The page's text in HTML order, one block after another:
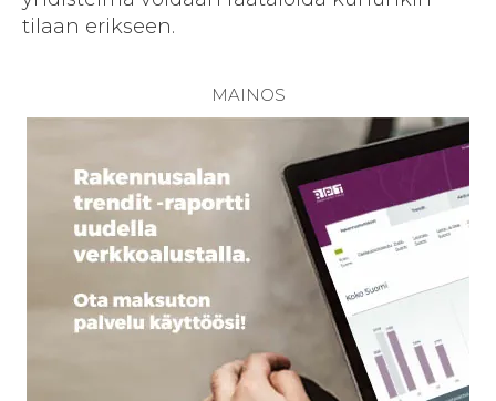
tilaan erikseen.